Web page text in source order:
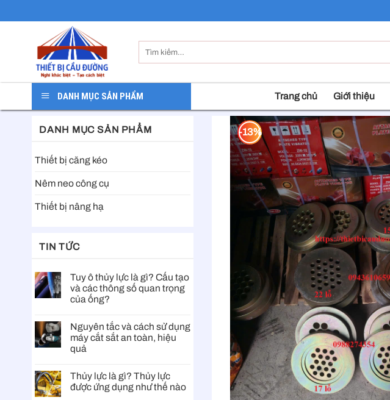
to
kiếm:
DANH MỤC SẢN PHẨM Trang chủ Giới thiệu
DANH MỤC SẢN PHẨM
Thiết bị căng kéo
Nêm neo công cụ
Thiết bị nâng hạ
TIN TỨC
Tuy ô thủy lực là gì? Cấu tạo
và các thông số quan trọng
của ống?
Nguyên tắc và cách sử dụng
máy cắt sắt an toàn, hiệu
quả
Thủy lực là gì? Thủy lực
được ứng dụng như thế nào
-13%